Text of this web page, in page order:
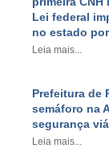
Lei federal
no estado
Leia mais...
Prefeitura de
semáforo na
segurança
Leia mais...